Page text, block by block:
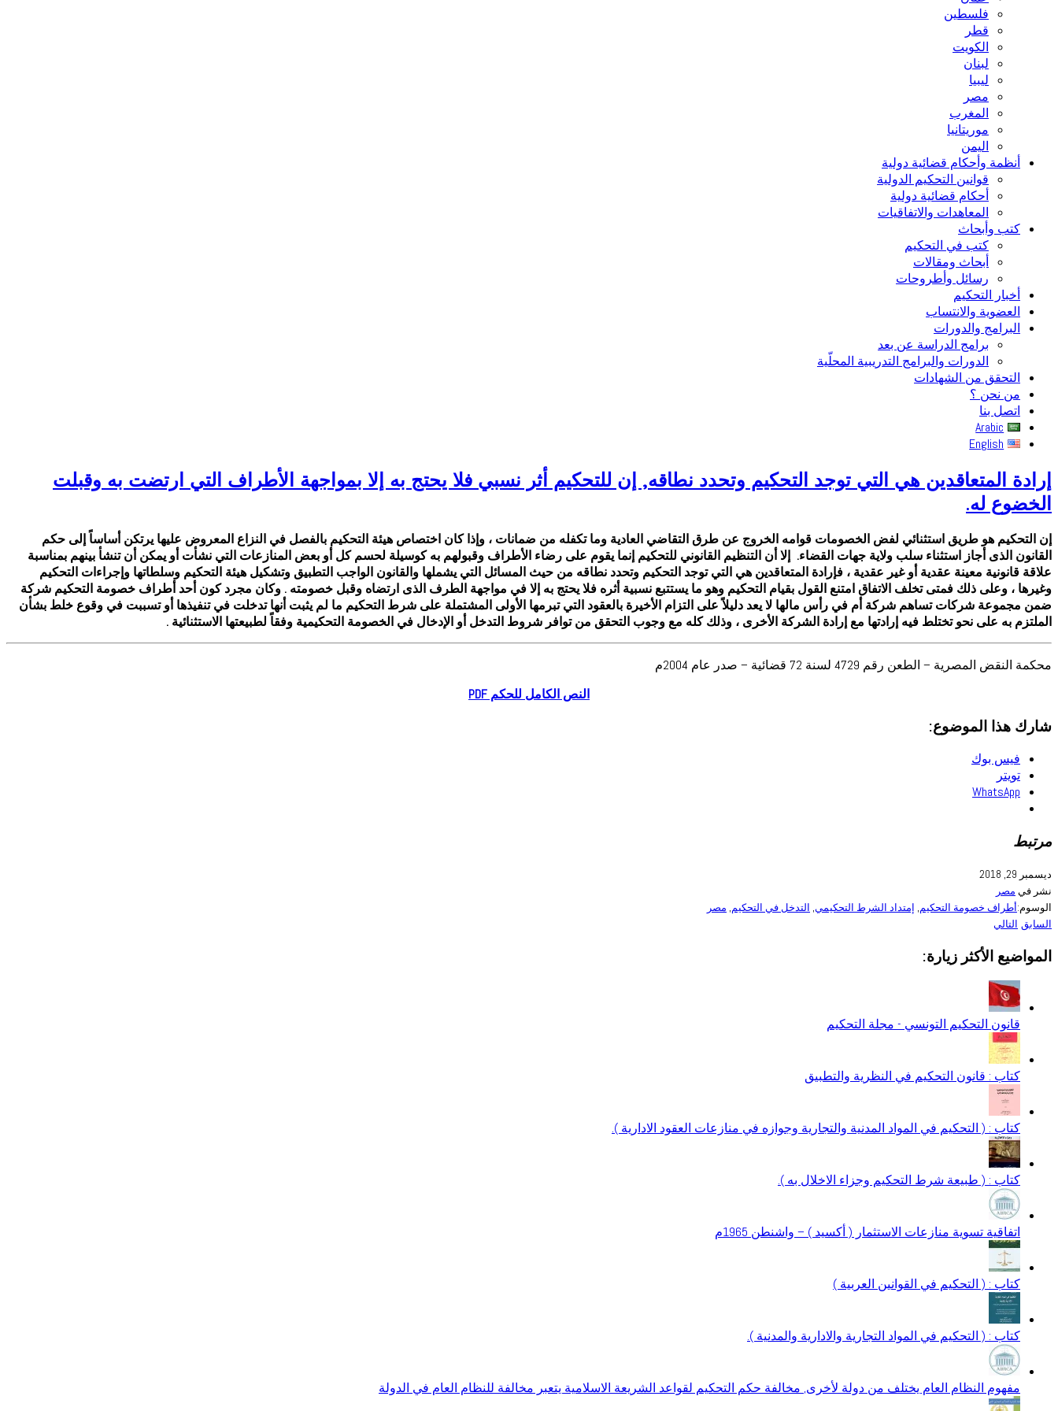
فلسطين
قطر
الكويت
لبنان
ليبيا
مصر
المغرب
موريتانيا
اليمن
أنظمة وأحكام قضائية دولية
قوانين التحكيم الدولية
أحكام قضائية دولية
المعاهدات والاتفاقيات
كتب وأبحاث
كتب في التحكيم
أبحاث ومقالات
رسائل وأطروحات
أخبار التحكيم
العضوية والانتساب
البرامج والدورات
برامج الدراسة عن بعد
الدورات والبرامج التدريبية المحلّية
التحقق من الشهادات
من نحن ؟
اتصل بنا
Arabic
English
إرادة المتعاقدين هي التي توجد التحكيم وتحدد نطاقه, إن للتحكيم أثر نسبي فلا يحتج به إلا بمواجهة الأطراف التي ارتضت به وقبلت
الخضوع له.
إن التحكيم هو طريق استثنائي لفض الخصومات قوامه الخروج عن طرق التقاضي العادية وما تكفله من ضمانات ، وإذا كان اختصاص هيئة التحكيم بالفصل في النزاع المعروض عليها يرتكن أساساً إلى حكم
القانون الذى أجاز استثناء سلب ولاية جهات القضاء. إلا أن التنظيم القانوني للتحكيم إنما يقوم على رضاء الأطراف وقبولهم به كوسيلة لحسم كل أو بعض المنازعات التي نشأت أو يمكن أن تنشأ بينهم بمناسبة
علاقة قانونية معينة عقدية أو غير عقدية ، فإرادة المتعاقدين هي التي توجد التحكيم وتحدد نطاقه من حيث المسائل التي يشملها والقانون الواجب التطبيق وتشكيل هيئة التحكيم وسلطاتها وإجراءات التحكيم
وغيرها ، وعلى ذلك فمتى تخلف الاتفاق امتنع القول بقيام التحكيم وهو ما يستتبع نسبية أثره فلا يحتج به إلا في مواجهة الطرف الذى ارتضاه وقبل خصومته . وكان مجرد كون أحد أطراف خصومة التحكيم شركة
ضمن مجموعة شركات تساهم شركة أم في رأس مالها لا يعد دليلاً على التزام الأخيرة بالعقود التي تبرمها الأولى المشتملة على شرط التحكيم ما لم يثبت أنها تدخلت في تنفيذها أو تسببت في وقوع خلط بشأن
الملتزم به على نحو تختلط فيه إرادتها مع إرادة الشركة الأخرى ، وذلك كله مع وجوب التحقق من توافر شروط التدخل أو الإدخال في الخصومة التحكيمية وفقاً لطبيعتها الاستثنائية .
محكمة النقض المصرية – الطعن رقم 4729 لسنة 72 قضائية – صدر عام 2004م
النص الكامل للحكم PDF
شارك هذا الموضوع:
فيس بوك
تويتر
WhatsApp
مرتبط
ديسمبر 29, 2018
نشر في مصر
الوسوم:أطراف خصومة التحكيم, إمتداد الشرط التحكيمي, التدخل في التحكيم, مصر
السابق التالي
المواضيع الأكثر زيارة:
قانون التحكيم التونسي - مجلة التحكيم
كتاب : قانون التحكيم في النظرية والتطبيق
كتاب : ( التحكيم في المواد المدنية والتجارية وجوازه في منازعات العقود الادارية ).
كتاب : ( طبيعة شرط التحكيم وجزاء الاخلال به ).
اتفاقية تسوية منازعات الاستثمار ( أكسيد ) – واشنطن 1965م
كتاب : ( التحكيم في القوانين العربية )
كتاب : ( التحكيم في المواد التجارية والادارية والمدنية ).
مفهوم النظام العام يختلف من دولة لأخرى, مخالفة حكم التحكيم لقواعد الشريعة الاسلامية يتعبر مخالفة للنظام العام في الدولة